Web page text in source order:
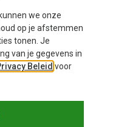
we onze
op je afstemmen
tonen. Je
van je gegevens in
Beleid voor